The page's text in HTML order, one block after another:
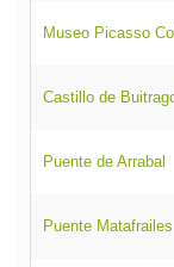
Museo Picasso
Castillo de
Puente de Arrabal
Puente Matafrailes